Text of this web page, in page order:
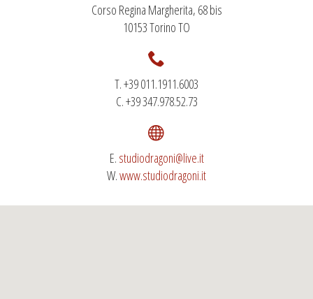
Corso Regina Margherita, 68 bis
10153 Torino TO
T. +39 011.1911.6003
C. +39 347.978.52.73
E. studiodragoni@live.it
W.www.studiodragoni.it